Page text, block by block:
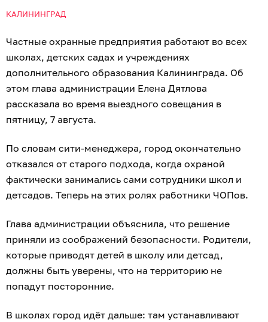
КАЛИНИНГРАД
Частные охранные предприятия работают во всех
школах, детских садах и учреждениях
дополнительного образования Калининграда. Об
этом глава администрации Елена Дятлова
рассказала во время выездного совещания в
пятницу, 7 августа.
По словам сити-менеджера, город окончательно
отказался от старого подхода, когда охраной
фактически занимались сами сотрудники школ и
детсадов. Теперь на этих ролях работники ЧОПов.
Глава администрации объяснила, что решение
приняли из соображений безопасности. Родители,
которые приводят детей в школу или детсад,
должны быть уверены, что на территорию не
попадут посторонние.
В школах город идёт дальше: там устанавливают